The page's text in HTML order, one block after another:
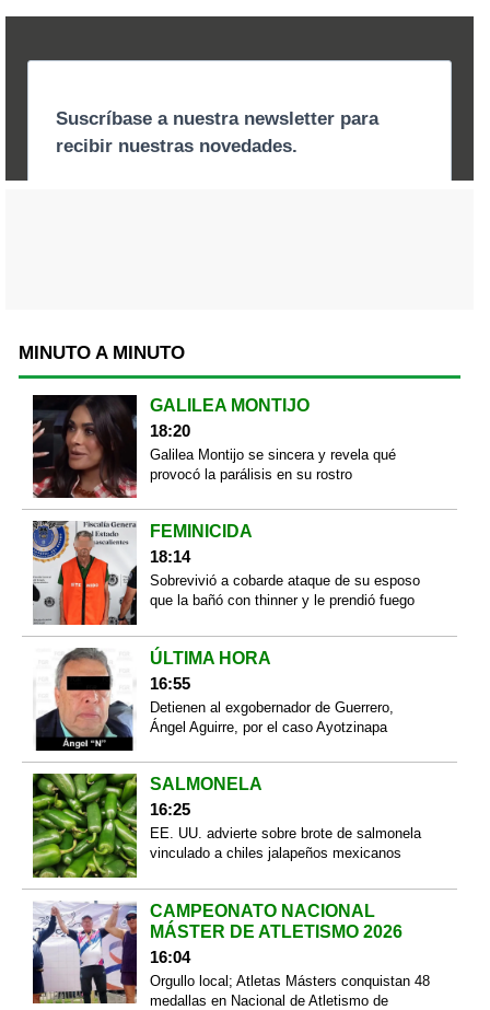
MINUTO A MINUTO
GALILEA MONTIJO
18:20
Galilea Montijo se sincera y revela qué
provocó la parálisis en su rostro
FEMINICIDA
18:14
Sobrevivió a cobarde ataque de su esposo
que la bañó con thinner y le prendió fuego
ÚLTIMA HORA
16:55
Detienen al exgobernador de Guerrero,
Ángel Aguirre, por el caso Ayotzinapa
SALMONELA
16:25
EE. UU. advierte sobre brote de salmonela
vinculado a chiles jalapeños mexicanos
CAMPEONATO NACIONAL
MÁSTER DE ATLETISMO 2026
16:04
Orgullo local; Atletas Másters conquistan 48
medallas en Nacional de Atletismo de